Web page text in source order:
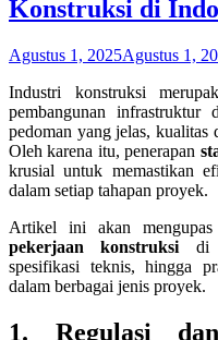
Konstruksi di
Agustus 1, 2025Agustus 1,
Industri konstruksi
pembangunan infrastruktur
pedoman yang jelas, kualitas
Oleh karena itu, penerapan
krusial untuk memastikan
dalam setiap tahapan proyek.
Artikel ini akan mengupas
pekerjaan konstruksi di
spesifikasi teknis, hingga
dalam berbagai jenis proyek.
1. Regulasi